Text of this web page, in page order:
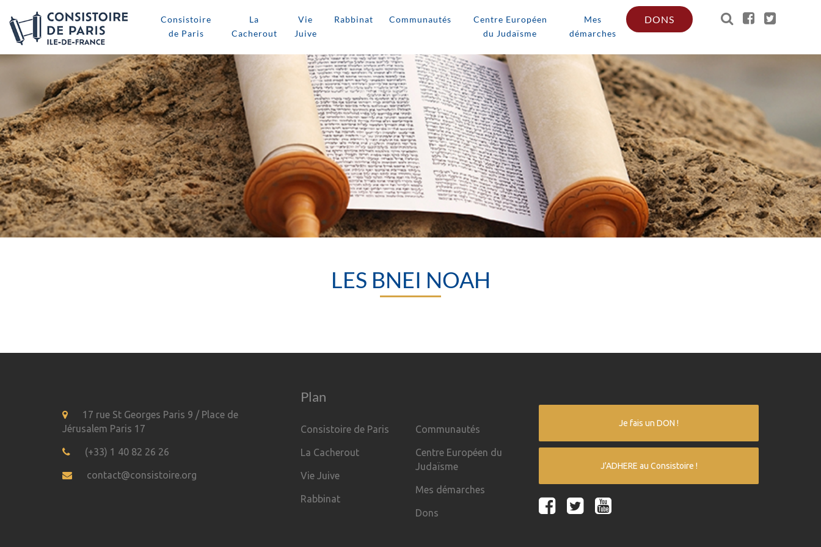
Consistoire
de Paris
La
Cacherout
Vie
Juive
Rabbinat Communautés
Centre Européen
du Judaïsme
Mes
démarches
DONS
LES BNEI NOAH
17 rue St Georges Paris 9 / Place de
Jérusalem Paris 17
(+33) 1 40 82 26 26
contact@consistoire.org
Plan
Consistoire de Paris
La Cacherout
Vie Juive
Rabbinat
Communautés
Centre Européen du
Judaïsme
Mes démarches
Dons
Je fais un DON !
J'ADHERE au Consistoire !